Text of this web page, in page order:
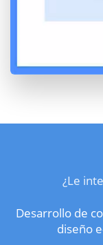
¿Le
Desarrollo de
diseño